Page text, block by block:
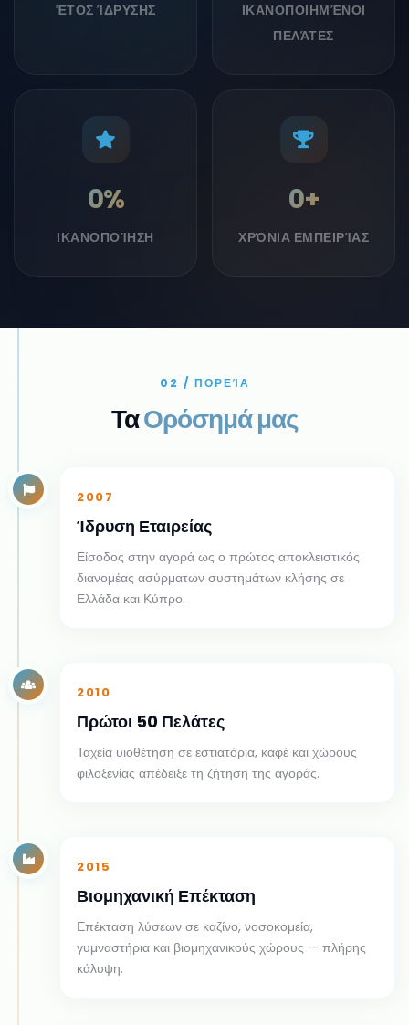
ΈΤΟΣ ΊΔΡΥΣΗΣ
ΙΚΑΝΟΠΟΙΗΜΈΝΟΙ
ΠΕΛΆΤΕΣ
0%
ΙΚΑΝΟΠΟΊΗΣΗ
0+
ΧΡΌΝΙΑ ΕΜΠΕΙΡΊΑΣ
02 / ΠΟΡΕΊΑ
ΤαΟρόσημά μας
2007
Ίδρυση Εταιρείας
Είσοδος στην αγορά ως ο πρώτος αποκλειστικός
διανομέας ασύρματων συστημάτων κλήσης σε
Ελλάδα και Κύπρο.
2010
Πρώτοι 50 Πελάτες
Ταχεία υιοθέτηση σε εστιατόρια, καφέ και χώρους
φιλοξενίας απέδειξε τη ζήτηση της αγοράς.
2015
Βιομηχανική Επέκταση
Επέκταση λύσεων σε καζίνο, νοσοκομεία,
γυμναστήρια και βιομηχανικούς χώρους — πλήρης
κάλυψη.